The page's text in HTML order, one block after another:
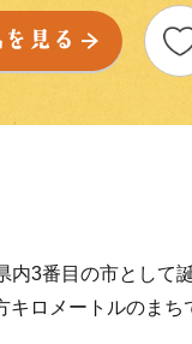
内3番目の市として
キロメートルのまち